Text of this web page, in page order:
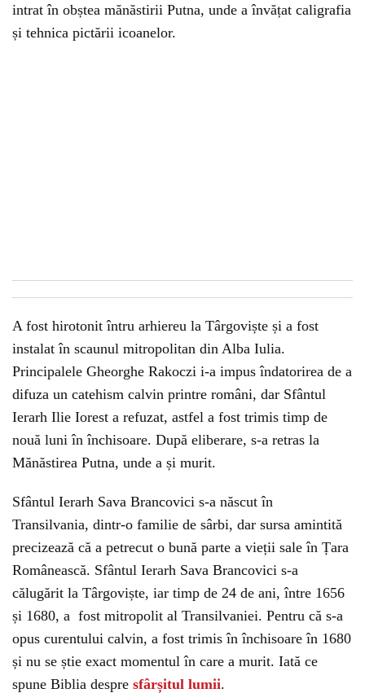
intrat în obștea mănăstirii Putna, unde a învățat caligrafia
și tehnica pictării icoanelor.
A fost hirotonit întru arhiereu la Târgoviște și a fost
instalat în scaunul mitropolitan din Alba Iulia.
Principalele Gheorghe Rakoczi i-a impus îndatorirea de a
difuza un catehism calvin printre români, dar Sfântul
Ierarh Ilie Iorest a refuzat, astfel a fost trimis timp de
nouă luni în închisoare. După eliberare, s-a retras la
Mănăstirea Putna, unde a și murit.
Sfântul Ierarh Sava Brancovici s-a născut în
Transilvania, dintr-o familie de sârbi, dar sursa amintită
precizează că a petrecut o bună parte a vieții sale în Țara
Românească. Sfântul Ierarh Sava Brancovici s-a
călugărit la Târgoviște, iar timp de 24 de ani, între 1656
și 1680, a fost mitropolit al Transilvaniei. Pentru că s-a
opus curentului calvin, a fost trimis în închisoare în 1680
și nu se știe exact momentul în care a murit. Iată ce
spune Biblia despre sfârșitul lumii.